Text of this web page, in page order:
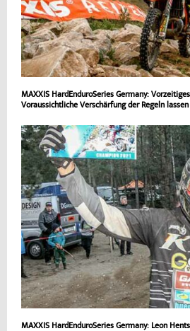
MAXXIS HardEnduroSeries Germany:
Voraussichtliche Verschärfung der Regeln
MAXXIS HardEnduroSeries Germany: Leon